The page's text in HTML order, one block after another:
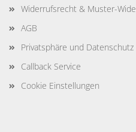
Widerrufsrecht & Muster-
AGB
Privatsphäre und Datenschutz
Callback Service
Cookie Einstellungen